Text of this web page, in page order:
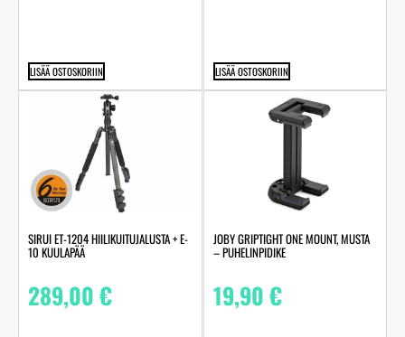
LISÄÄ OSTOSKORIIN LISÄÄ OSTOSKORIIN
SIRUI ET-1204 HIILIKUITUJALUSTA + E-
10 KUULAPÄÄ
289,00€
JOBY GRIPTIGHT ONE MOUNT, MUSTA
– PUHELINPIDIKE
19,90€